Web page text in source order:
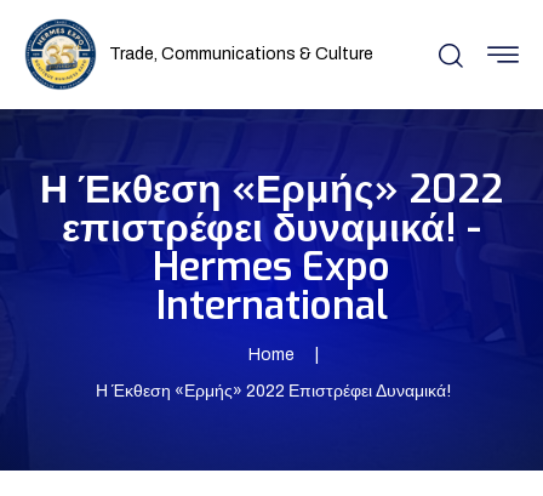
Trade, Communications & Culture
Η Έκθεση «Ερμής» 2022
επιστρέφει δυναμικά! -
Hermes Expo
International
Home
Η Έκθεση «Ερμής» 2022 Επιστρέφει Δυναμικά!